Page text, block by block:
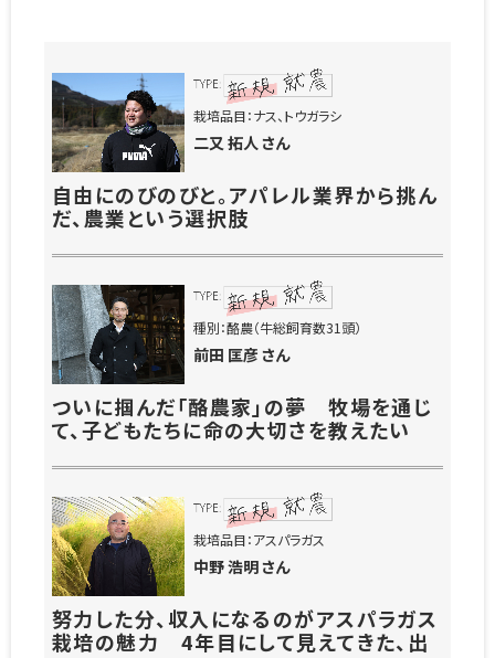
栽培品目：ナス、トウガラシ
二又 拓人 さん
自由にのびのびと。アパレル業界から挑ん
だ、農業という選択肢
種別：酪農（牛総飼育数31頭）
前田 匡彦 さん
ついに掴んだ「酪農家」の夢 牧場を通じ
て、子どもたちに命の大切さを教えたい
栽培品目：アスパラガス
中野 浩明 さん
努力した分、収入になるのがアスパラガス
栽培の魅力 4年目にして見えてきた、出